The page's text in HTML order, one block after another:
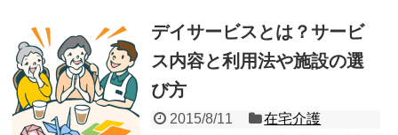
デイサービスとは？サービ
ス内容と利用法や施設の選
び方
2015/8/11
在宅介護